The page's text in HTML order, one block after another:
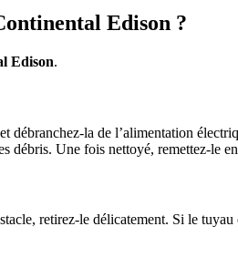
Edison ?
Edison.
la de l’alimentation
Une fois nettoyé, remettez-le
retirez-le délicatement. Si le tuyau